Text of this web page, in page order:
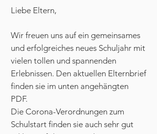
Liebe Eltern,
Wir freuen uns auf ein gemeinsames
und erfolgreiches neues Schuljahr mit
vielen tollen und spannenden
Erlebnissen. Den aktuellen Elternbrief
finden sie im unten angehängten
PDF.
Die Corona-Verordnungen zum
Schulstart finden sie auch sehr gut